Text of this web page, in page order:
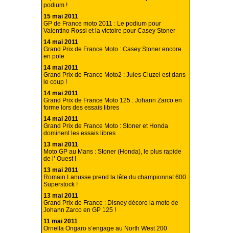
podium !
15 mai 2011
GP de France moto 2011 : Le podium pour
Valentino Rossi et la victoire pour Casey Stoner
14 mai 2011
Grand Prix de France Moto : Casey Stoner encore
en pole
14 mai 2011
Grand Prix de France Moto2 : Jules Cluzel est dans
le coup !
14 mai 2011
Grand Prix de France Moto 125 : Johann Zarco en
forme lors des essais libres
14 mai 2011
Grand Prix de France Moto : Stoner et Honda
dominent les essais libres
13 mai 2011
Moto GP au Mans : Stoner (Honda), le plus rapide
de l’ Ouest !
13 mai 2011
Romain Lanusse prend la tête du championnat 600
Superstock !
13 mai 2011
Grand Prix de France : Disney décore la moto de
Johann Zarco en GP 125 !
11 mai 2011
Ornella Ongaro s’engage au North West 200